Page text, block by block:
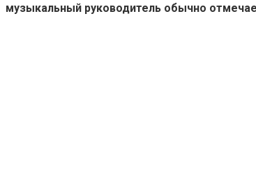
музыкальный руководитель обычно